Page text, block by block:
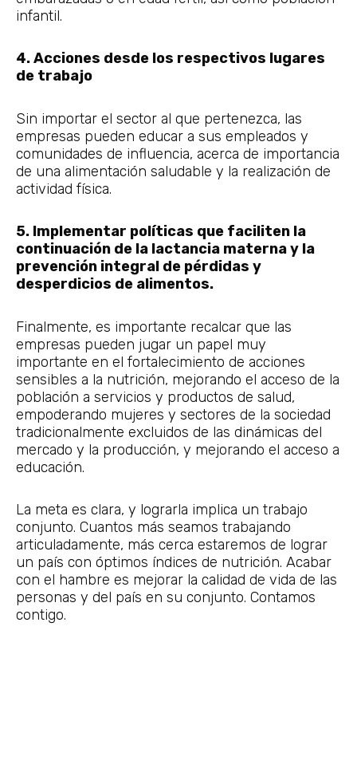
infantil.
4. Acciones desde los respectivos lugares
de trabajo
Sin importar el sector al que pertenezca, las
empresas pueden educar a sus empleados y
comunidades de influencia, acerca de importancia
de una alimentación saludable y la realización de
actividad física.
5. Implementar políticas que faciliten la
continuación de la lactancia materna y la
prevención integral de pérdidas y
desperdicios de alimentos.
Finalmente, es importante recalcar que las
empresas pueden jugar un papel muy
importante en el fortalecimiento de acciones
sensibles a la nutrición, mejorando el acceso de la
población a servicios y productos de salud,
empoderando mujeres y sectores de la sociedad
tradicionalmente excluidos de las dinámicas del
mercado y la producción, y mejorando el acceso a
educación.
La meta es clara, y lograrla implica un trabajo
conjunto. Cuantos más seamos trabajando
articuladamente, más cerca estaremos de lograr
un país con óptimos índices de nutrición. Acabar
con el hambre es mejorar la calidad de vida de las
personas y del país en su conjunto. Contamos
contigo.